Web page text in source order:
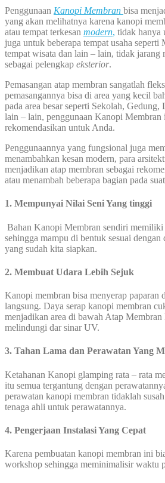
Penggunaan Kanopi Membran bisa
yang akan melihatnya karena kanopi
atau tempat terkesan modern, tidak hanya
juga untuk beberapa tempat usaha seperti
tempat wisata dan lain – lain, tidak jarang
sebagai pelengkap eksterior.
Pemasangan atap membran sangatlah
pemasangannya bisa di area yang kecil
pada area besar seperti Sekolah, Gedung,
lain – lain, penggunaan Kanopi Membran
rekomendasikan untuk Anda.
Penggunaannya yang fungsional juga
menambahkan kesan modern, para
menjadikan atap membran sebagai
atau menambah beberapa bagian pada
1. Mempunyai Nilai Seni Yang tinggi
Bahan Kanopi Membran sendiri memiliki
sehingga mampu di bentuk sesuai dengan
yang sudah kita siapkan.
2. Membuat Udara Lebih Sejuk
Kanopi membran bisa menyerap paparan
langsung. Daya serap kanopi membran
menjadikan area di bawah Atap Membran
melindungi dar sinar UV.
3. Tahan Lama dan Perawatan Yang
Ketahanan Kanopi glamping rata – rata
itu semua tergantung dengan
perawatan kanopi membran tidaklah
tenaga ahli untuk perawatannya.
4. Pengerjaan Instalasi Yang Cepat
Karena pembuatan kanopi membran ini
workshop sehingga meminimalisir waktu